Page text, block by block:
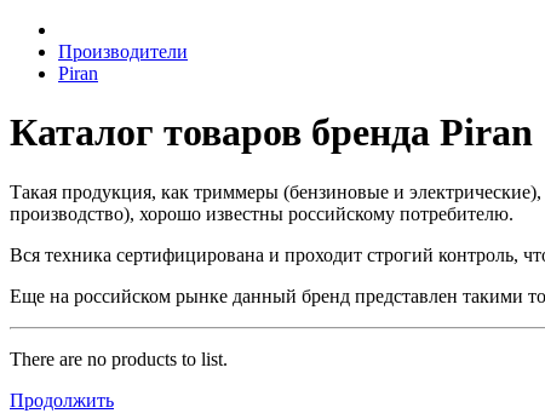
Производители
Piran
Каталог товаров бренда Piran
Такая продукция, как триммеры (бензиновые и
производство), хорошо известны российскому потребителю.
Вся техника сертифицирована и проходит строгий контроль,
Еще на российском рынке данный бренд представлен такими
There are no products to list.
Продолжить